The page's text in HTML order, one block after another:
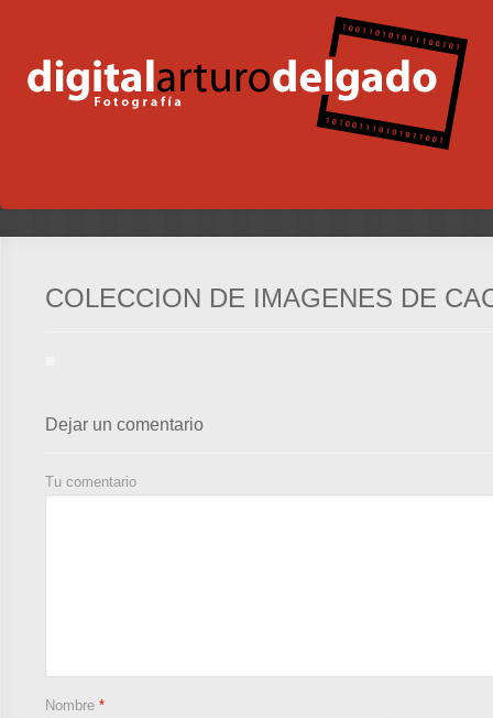
COLECCION DE IMAGENES DE
Dejar un comentario
Tu comentario
Nombre *